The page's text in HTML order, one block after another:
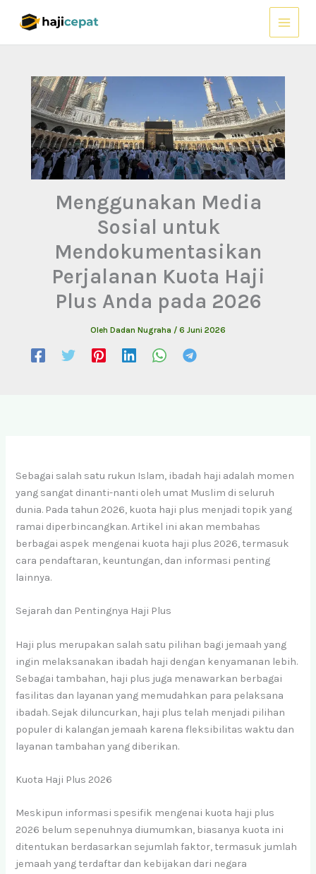
Menggunakan Media
Sosial untuk
Mendokumentasikan
Perjalanan Kuota Haji
Plus Anda pada 2026
Oleh Dadan Nugraha / 6 Juni 2026
Sebagai salah satu rukun Islam, ibadah haji adalah momen
yang sangat dinanti-nanti oleh umat Muslim di seluruh
dunia. Pada tahun 2026, kuota haji plus menjadi topik yang
ramai diperbincangkan. Artikel ini akan membahas
berbagai aspek mengenai kuota haji plus 2026, termasuk
cara pendaftaran, keuntungan, dan informasi penting
lainnya.
Sejarah dan Pentingnya Haji Plus
Haji plus merupakan salah satu pilihan bagi jemaah yang
ingin melaksanakan ibadah haji dengan kenyamanan lebih.
Sebagai tambahan, haji plus juga menawarkan berbagai
fasilitas dan layanan yang memudahkan para pelaksana
ibadah. Sejak diluncurkan, haji plus telah menjadi pilihan
populer di kalangan jemaah karena fleksibilitas waktu dan
layanan tambahan yang diberikan.
Kuota Haji Plus 2026
Meskipun informasi spesifik mengenai kuota haji plus
2026 belum sepenuhnya diumumkan, biasanya kuota ini
ditentukan berdasarkan sejumlah faktor, termasuk jumlah
jemaah yang terdaftar dan kebijakan dari negara